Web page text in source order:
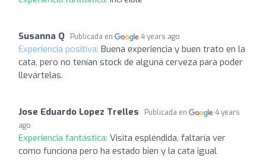
Susanna Q Publicada en 4 years ago
Experiencia positiva: Buena experiencia y buen trato en la
cata, pero no tenían stock de alguna cerveza para poder
llevártelas.
Jose Eduardo Lopez Trelles Publicada en
4 years
ago
Experiencia fantástica: Visita espléndida, faltaría ver
como funciona pero ha estado bien y la cata igual